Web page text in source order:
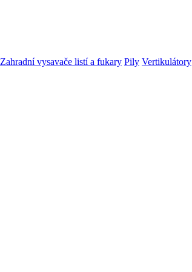
Zahradní vysavače listí a fukary Pily Vertikulátory